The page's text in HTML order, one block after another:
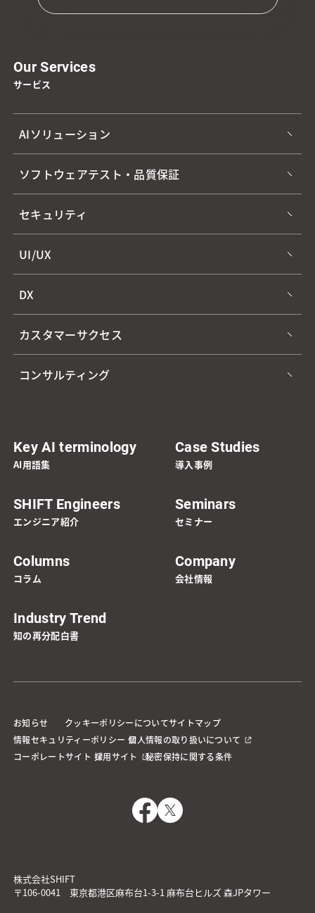
Our Services
サービス
AIソリューション
ソフトウェアテスト・品質保証
セキュリティ
UI/UX
DX
カスタマーサクセス
コンサルティング
Key AI terminology
AI用語集
Case Studies
導入事例
SHIFT Engineers
エンジニア紹介
Seminars
セミナー
Columns
コラム
Company
会社情報
Industry Trend
知の再分配白書
お知らせ クッキーポリシーについてサイトマップ
情報セキュリティーポリシー 個人情報の取り扱いについて
コーポレートサイト 採用サイト 秘密保持に関する条件
株式会社SHIFT
〒106-0041 東京都港区麻布台1-3-1 麻布台ヒルズ 森JPタワー